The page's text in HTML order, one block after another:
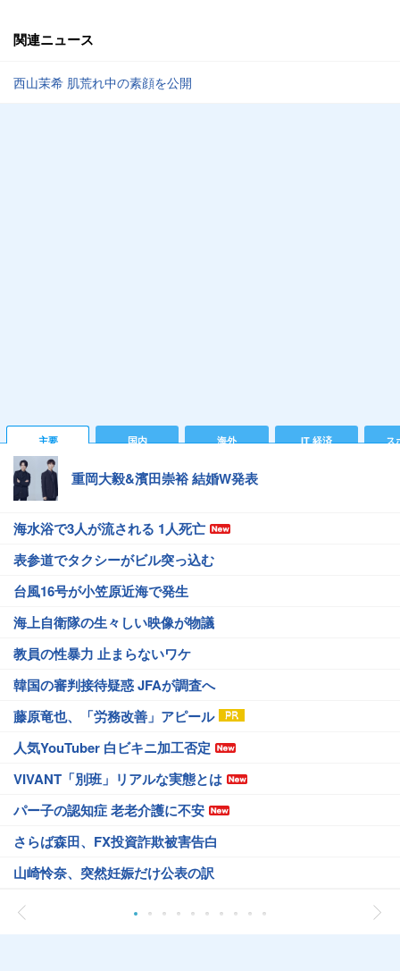
関連ニュース
西山茉希 肌荒れ中の素顔を公開
主要 国内 海外 IT 経済 ス
重岡大毅&濱田崇裕 結婚W発表
海水浴で3人が流される 1人死亡
表参道でタクシーがビル突っ込む
台風16号が小笠原近海で発生
海上自衛隊の生々しい映像が物議
教員の性暴力 止まらないワケ
韓国の審判接待疑惑 JFAが調査へ
藤原竜也、「労務改善」アピール
人気YouTuber 白ビキニ加工否定
VIVANT「別班」リアルな実態とは
パー子の認知症 老老介護に不安
さらば森田、FX投資詐欺被害告白
山崎怜奈、突然妊娠だけ公表の訳